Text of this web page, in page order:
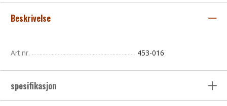
Beskrivelse
Art.nr. 453-016
spesifikasjon